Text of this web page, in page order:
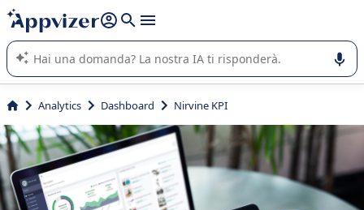
righe con
shift + enter
L'IA di Appvizer vi guida nell'utilizzo o nella scelta di un
software SaaS per la vostra azienda.
Analytics Dashboard Nirvine KPI